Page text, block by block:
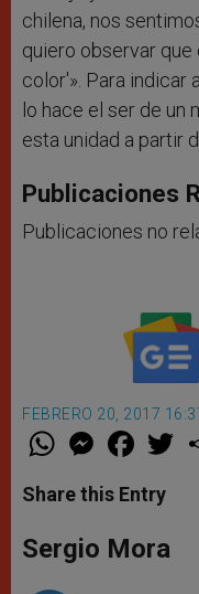
chilena, nos
quiero observar que
color'». Para indicar
lo hace el ser de un
esta unidad a partir
Publicaciones
Publicaciones no
FEBRERO 20, 2017
W
t
s
p
p
M
e
s
e
g
e
F
a
e
b
o
k
w
Share this Entry
Sergio Mora